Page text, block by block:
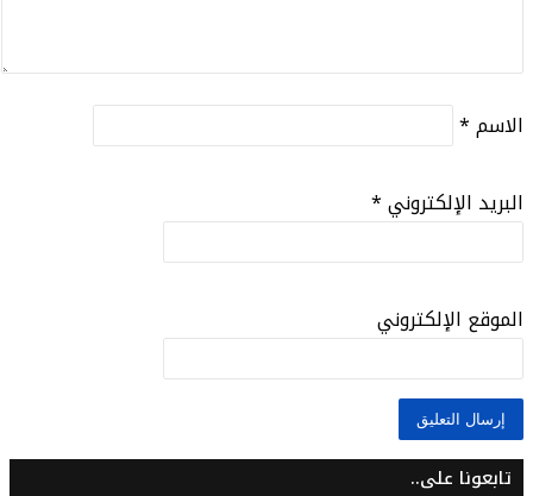
الاسم*
البريد الإلكتروني*
الموقع الإلكتروني
تابعونا على..